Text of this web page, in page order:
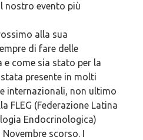
nostro evento più
alla sua
di fare delle
e come sia stato per la
presente in molti
internazionali, non ultimo
FLEG (Federazione Latina
Endocrinologica)
scorso. I